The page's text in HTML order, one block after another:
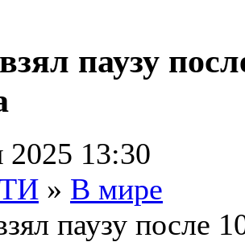
паузу
2025 13:30
» В мире